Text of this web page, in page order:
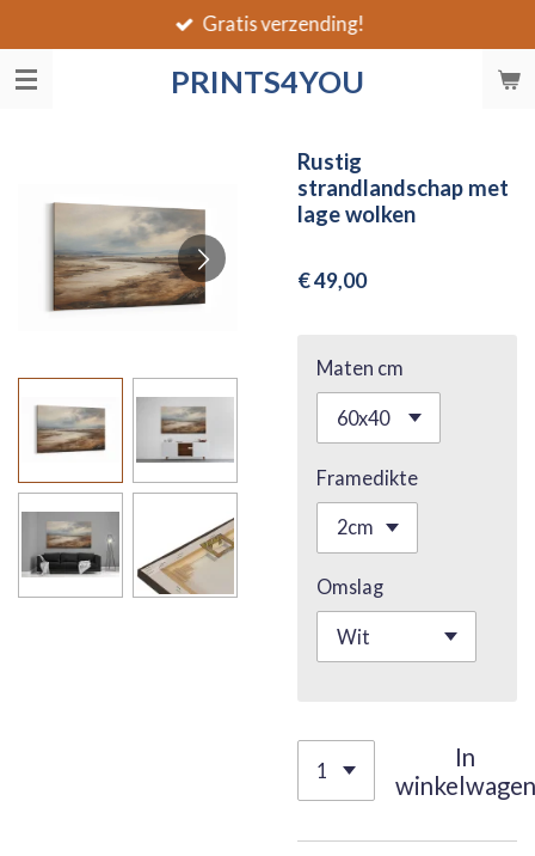
direct
naar
PRINTS4YOU
Gratis verzending!
Rustig
strandlandschap met
lage wolken
€ 49,00
Maten cm
Framedikte
Omslag
In
winkelwagen